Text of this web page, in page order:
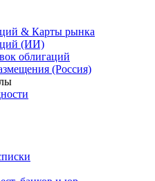
& Карты рынка
(ИИ)
облигаций
(Россия)